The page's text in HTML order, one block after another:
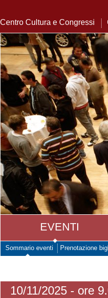
Centro Cultura e Congressi
EVENTI
Sommario eventi Prenotazione
10/11/2025 - ore